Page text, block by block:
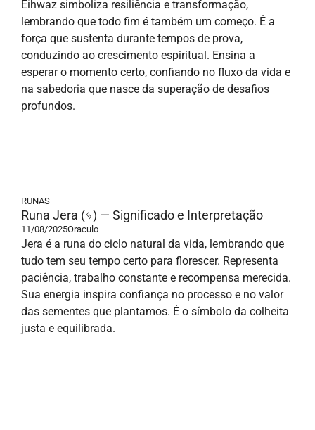
Eihwaz simboliza resiliência e transformação,
lembrando que todo fim é também um começo. É a
força que sustenta durante tempos de prova,
conduzindo ao crescimento espiritual. Ensina a
esperar o momento certo, confiando no fluxo da vida e
na sabedoria que nasce da superação de desafios
profundos.
RUNAS
Runa Jera (ᛃ) — Significado e Interpretação
11/08/2025Oraculo
Jera é a runa do ciclo natural da vida, lembrando que
tudo tem seu tempo certo para florescer. Representa
paciência, trabalho constante e recompensa merecida.
Sua energia inspira confiança no processo e no valor
das sementes que plantamos. É o símbolo da colheita
justa e equilibrada.